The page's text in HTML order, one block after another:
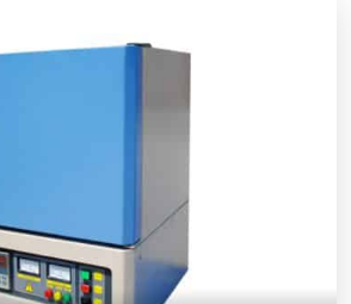
électrique est utilisée pour placer
le creuset dans le four. 4
chauffées en forme d'anneau et le
de manière plus uniforme. En
prothèses dentaires en zircone, les
plus transparentes et plus belles.